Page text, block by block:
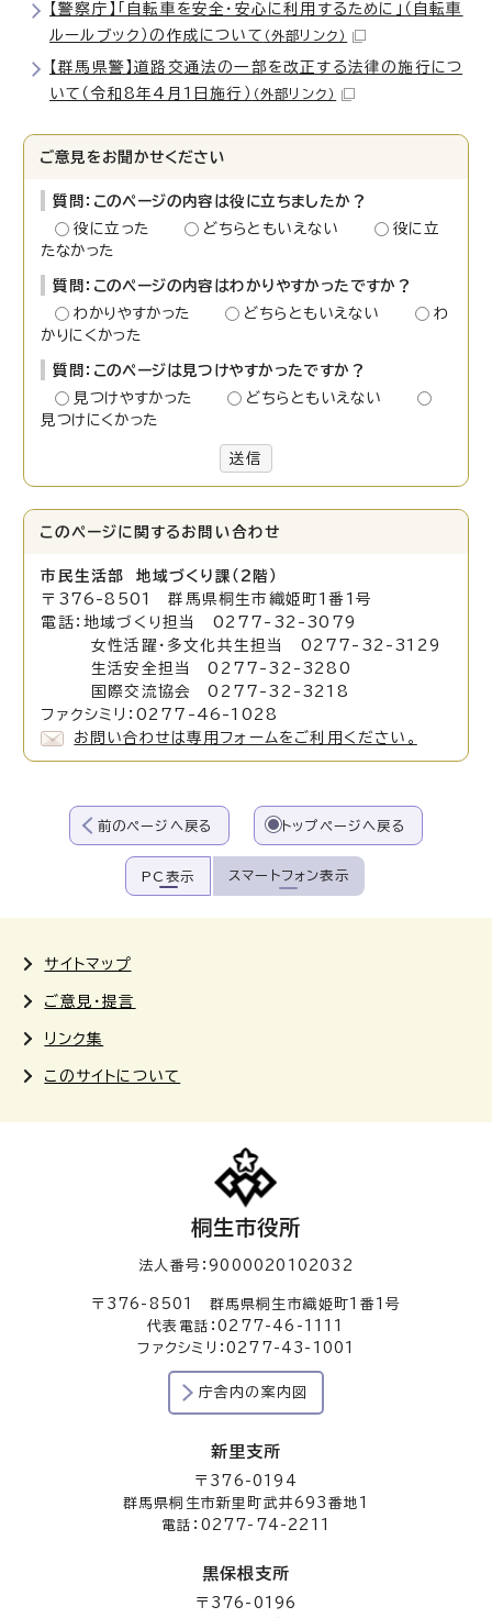
【警察庁】「自転車を安全・安心に利用するために」（自転車
ルールブック）の作成について （外部リンク）
【群馬県警】道路交通法の一部を改正する法律の施行につ
いて（令和8年4月1日施行） （外部リンク）
ご意見をお聞かせください
質問：このページの内容は役に立ちましたか？
役に立った
どちらともいえない
役に立
たなかった
質問：このページの内容はわかりやすかったですか？
わかりやすかった
どちらともいえない
わ
かりにくかった
質問：このページは見つけやすかったですか？
見つけやすかった
どちらともいえない
見つけにくかった
送信
このページに関する お問い合わせ
市民生活部 地域づくり課（2階）
〒376-8501 群馬県桐生市織姫町1番1号
電話：地域づくり担当 0277-32-3079
女性活躍・多文化共生担当 0277-32-3129
生活安全担当 0277-32-3280
国際交流協会 0277-32-3218
ファクシミリ：0277-46-1028
お問い合わせは専用フォームをご利用ください。
前のページへ戻る トップページへ戻る
PC表示 スマートフォン表示
サイトマップ
ご意見・提言
リンク集
このサイトについて
桐生市役所
法人番号：9000020102032
〒376-8501 群馬県桐生市織姫町1番1号
代表電話：0277-46-1111
ファクシミリ：0277-43-1001
庁舎内の案内図
新里支所
〒376-0194
群馬県桐生市新里町武井693番地1
電話：0277-74-2211
黒保根支所
〒376-0196